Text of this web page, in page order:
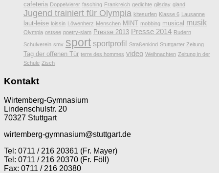
cafeteria Doppelvierer fasching Frankreich gedichte gilsday gland
Jugend trainiert für Olympia kitesurfen Klasse 6 Lausanne
laut-leise loissin Löwenherz Menschen MINT mobbing musical musik
Olympia ostsee poetry-slam Presse 2013 Presse 2014 Rudern
Schulverein smv sport sportprofil Straßenkind Stuttgarter Zeitung
Tag der offenen Tür terre des hommes video Weihnachten Zeitung in der
Schule Zisch
Kontakt
Wirtemberg-Gymnasium
Lindenschulstr. 20
70327 Stuttgart
wirtemberg-gymnasium@stuttgart.de
Tel: 0711 / 216 20361 (Fr. Mayer)
Tel: 0711 / 216 20370 (Fr. Föll)
Fax: 0711 / 216 20380